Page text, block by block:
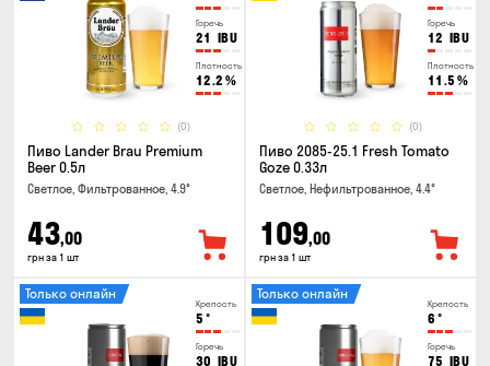
Горечь
21 IBU
Плотность
12.2 %
(0)
Пиво Lander Brau Premium
Beer 0.5л
Светлое, Фильтрованное, 4.9°
43,00
грн за 1 шт
Горечь
12 IBU
Плотность
11.5 %
(0)
Пиво 2085-25.1 Fresh Tomato
Goze 0.33л
Светлое, Нефильтрованное, 4.4°
109,00
грн за 1 шт
Крепость
5 °
Горечь
30 IBU
Только онлайн
Крепость
6 °
Горечь
75 IBU
Только онлайн